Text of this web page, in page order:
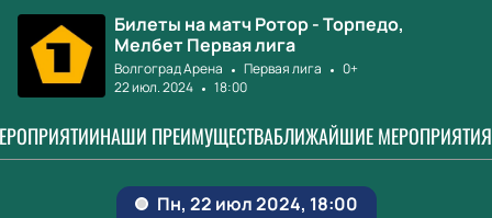
Билеты на матч Ротор - Торпедо,
Мелбет Первая лига
Волгоград Арена Первая лига
0+
22 июл. 2024
18:00
НАШИ ПРЕИМУЩЕСТВАБЛИЖАЙШИЕ МЕРОПРИЯТИЯ